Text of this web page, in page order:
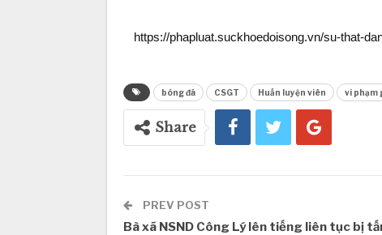
https://phapluat.suckhoedoisong.vn/su-that-
bóng đá CSGT Huấn luyện viên vi phạm
Share
PREV POST
Bà xã NSND Công Lý lên tiếng liên tục bị